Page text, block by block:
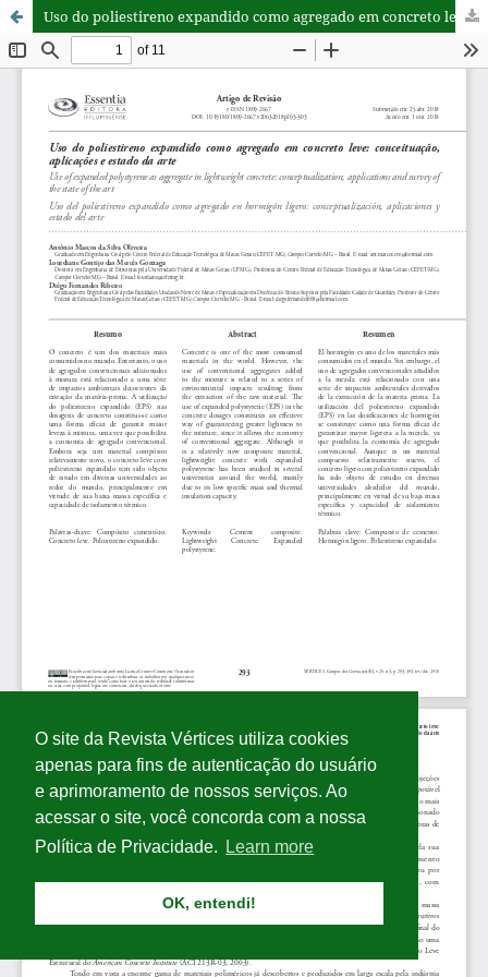
O site da Revista Vértices utiliza cookies
apenas para fins de autenticação do usuário
e aprimoramento de nossos serviços. Ao
acessar o site, você concorda com a nossa
Política de Privacidade.
Learn more
OK, entendi!
Uso do poliestireno expandido como agregado em concreto leve: conceituação, aplicações e estado da arte